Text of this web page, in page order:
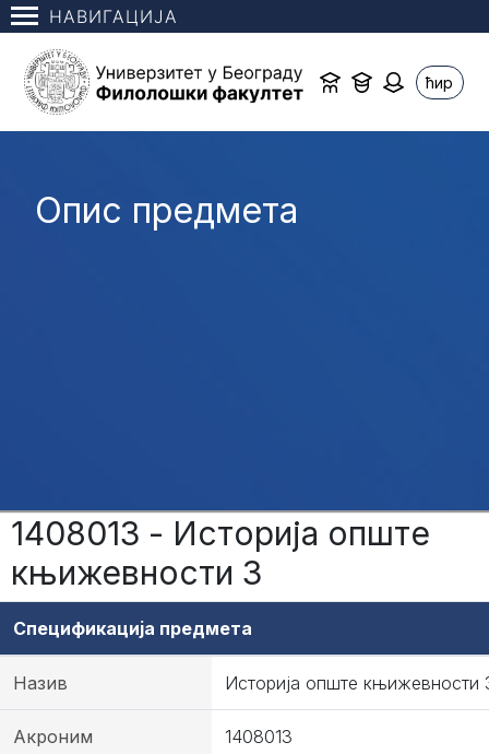
НАВИГАЦИЈА
ћир
Опис предмета
1408013 - Историја опште
књижевности 3
Спецификација предмета
Назив Историја опште књижевности
Акроним 1408013